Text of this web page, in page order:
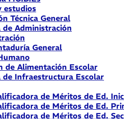
estudios
Técnica General
de Administración
General
de Alimentación Escolar
de Infraestructura Escolar
de Méritos de Ed.
de Méritos de Ed.
de Méritos de Ed.